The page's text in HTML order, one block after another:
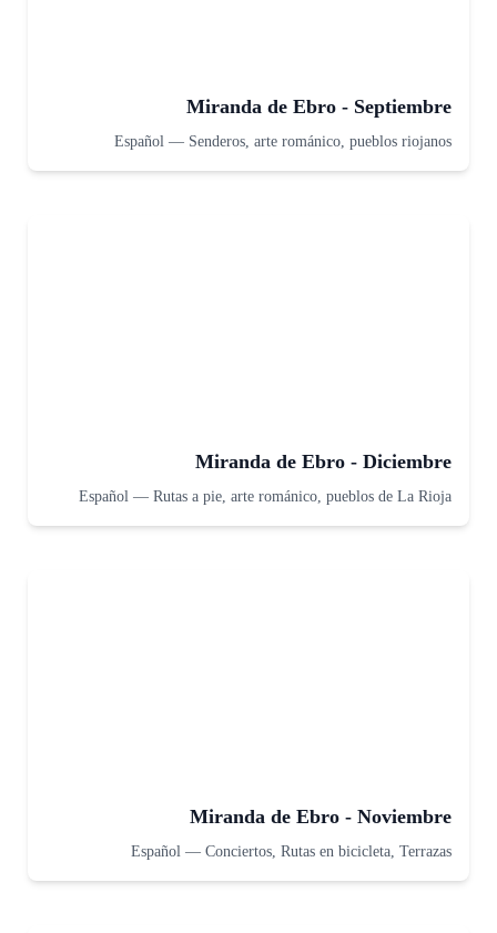
Miranda de Ebro - Septiembre
Español — Senderos, arte románico, pueblos riojanos
Miranda de Ebro - Diciembre
Español — Rutas a pie, arte románico, pueblos de La Rioja
Miranda de Ebro - Noviembre
Español — Conciertos, Rutas en bicicleta, Terrazas